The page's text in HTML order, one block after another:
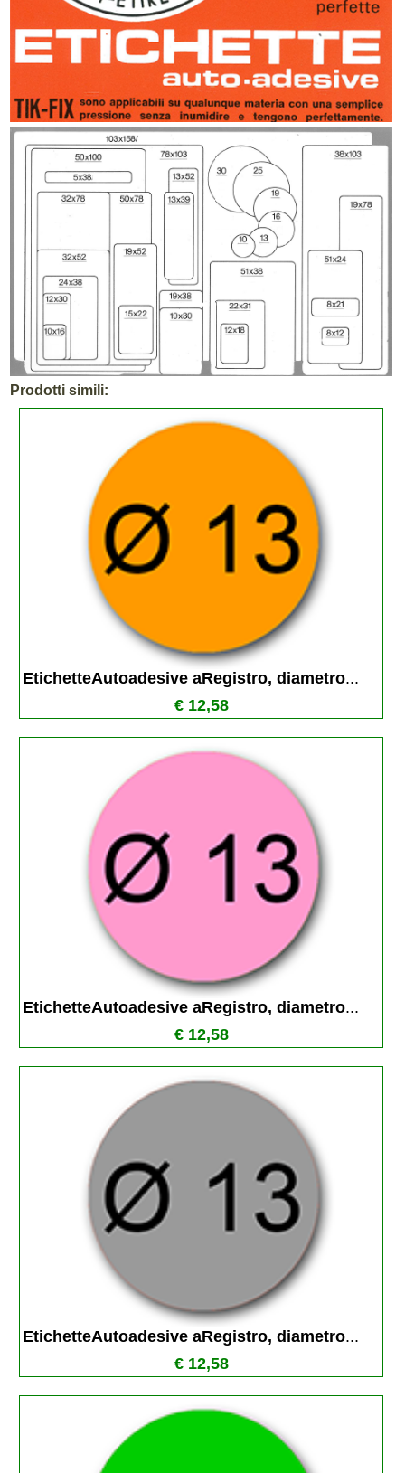
Prodotti simili:
EtichetteAutoadesive aRegistro, diametro...
€ 12,58
EtichetteAutoadesive aRegistro, diametro...
€ 12,58
EtichetteAutoadesive aRegistro, diametro...
€ 12,58